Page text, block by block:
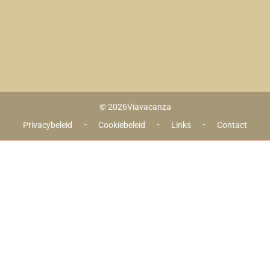
© 2026Viavacanza
Privacybeleid
- Cookiebeleid - Links - Contact